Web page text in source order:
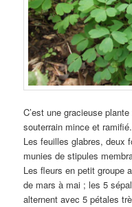
C’est une gracieuse
souterrain mince et ramifié.
Les feuilles glabres, deux
munies de stipules
Les fleurs en petit groupe
de mars à mai ; les 5
alternent avec 5 pétales